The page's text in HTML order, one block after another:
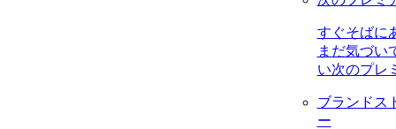
すぐそばに
まだ気づい
い次のプレ
ブランドス
ー